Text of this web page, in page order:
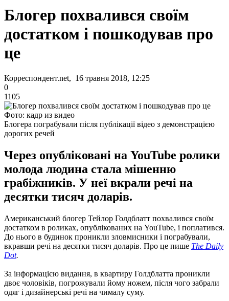
Блогер похвалився своїм
достатком і пошкодував про
це
Корреспондент.net, 16 травня 2018, 12:25
0
1105
Фото: кадр из видео
Блогера пограбували після публікації відео з демонстрацією
дорогих речей
Через опубліковані на YouTube ролики
молода людина стала мішенню
грабіжників. У неї вкрали речі на
десятки тисяч доларів.
Американський блогер Тейлор Голдблатт похвалився своїм
достатком в роликах, опублікованих на YouTube, і поплатився.
До нього в будинок проникли зловмисники і пограбували,
вкравши речі на десятки тисяч доларів. Про це пише The Daily
Dot.
За інформацією видання, в квартиру Голдблатта проникли
двоє чоловіків, погрожували йому ножем, після чого забрали
одяг і дизайнерські речі на чималу суму.